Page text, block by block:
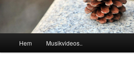
Hem Musikvideos..